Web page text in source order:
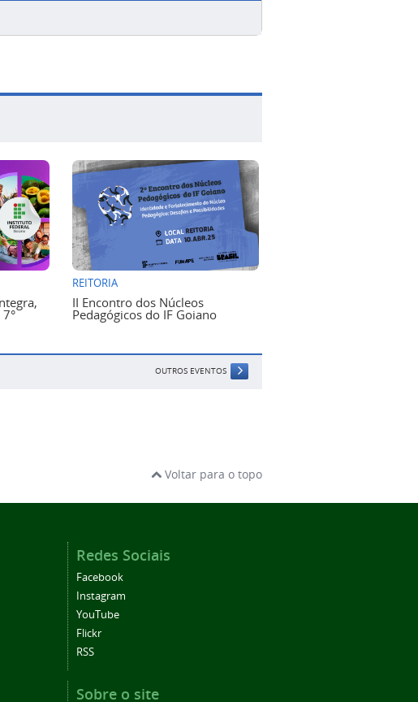
REITORIA
II Encontro dos Núcleos
Pedagógicos do IF Goiano
OUTROS EVENTOS
Voltar para o topo
Redes Sociais
Facebook
Instagram
YouTube
Flickr
RSS
Sobre o site